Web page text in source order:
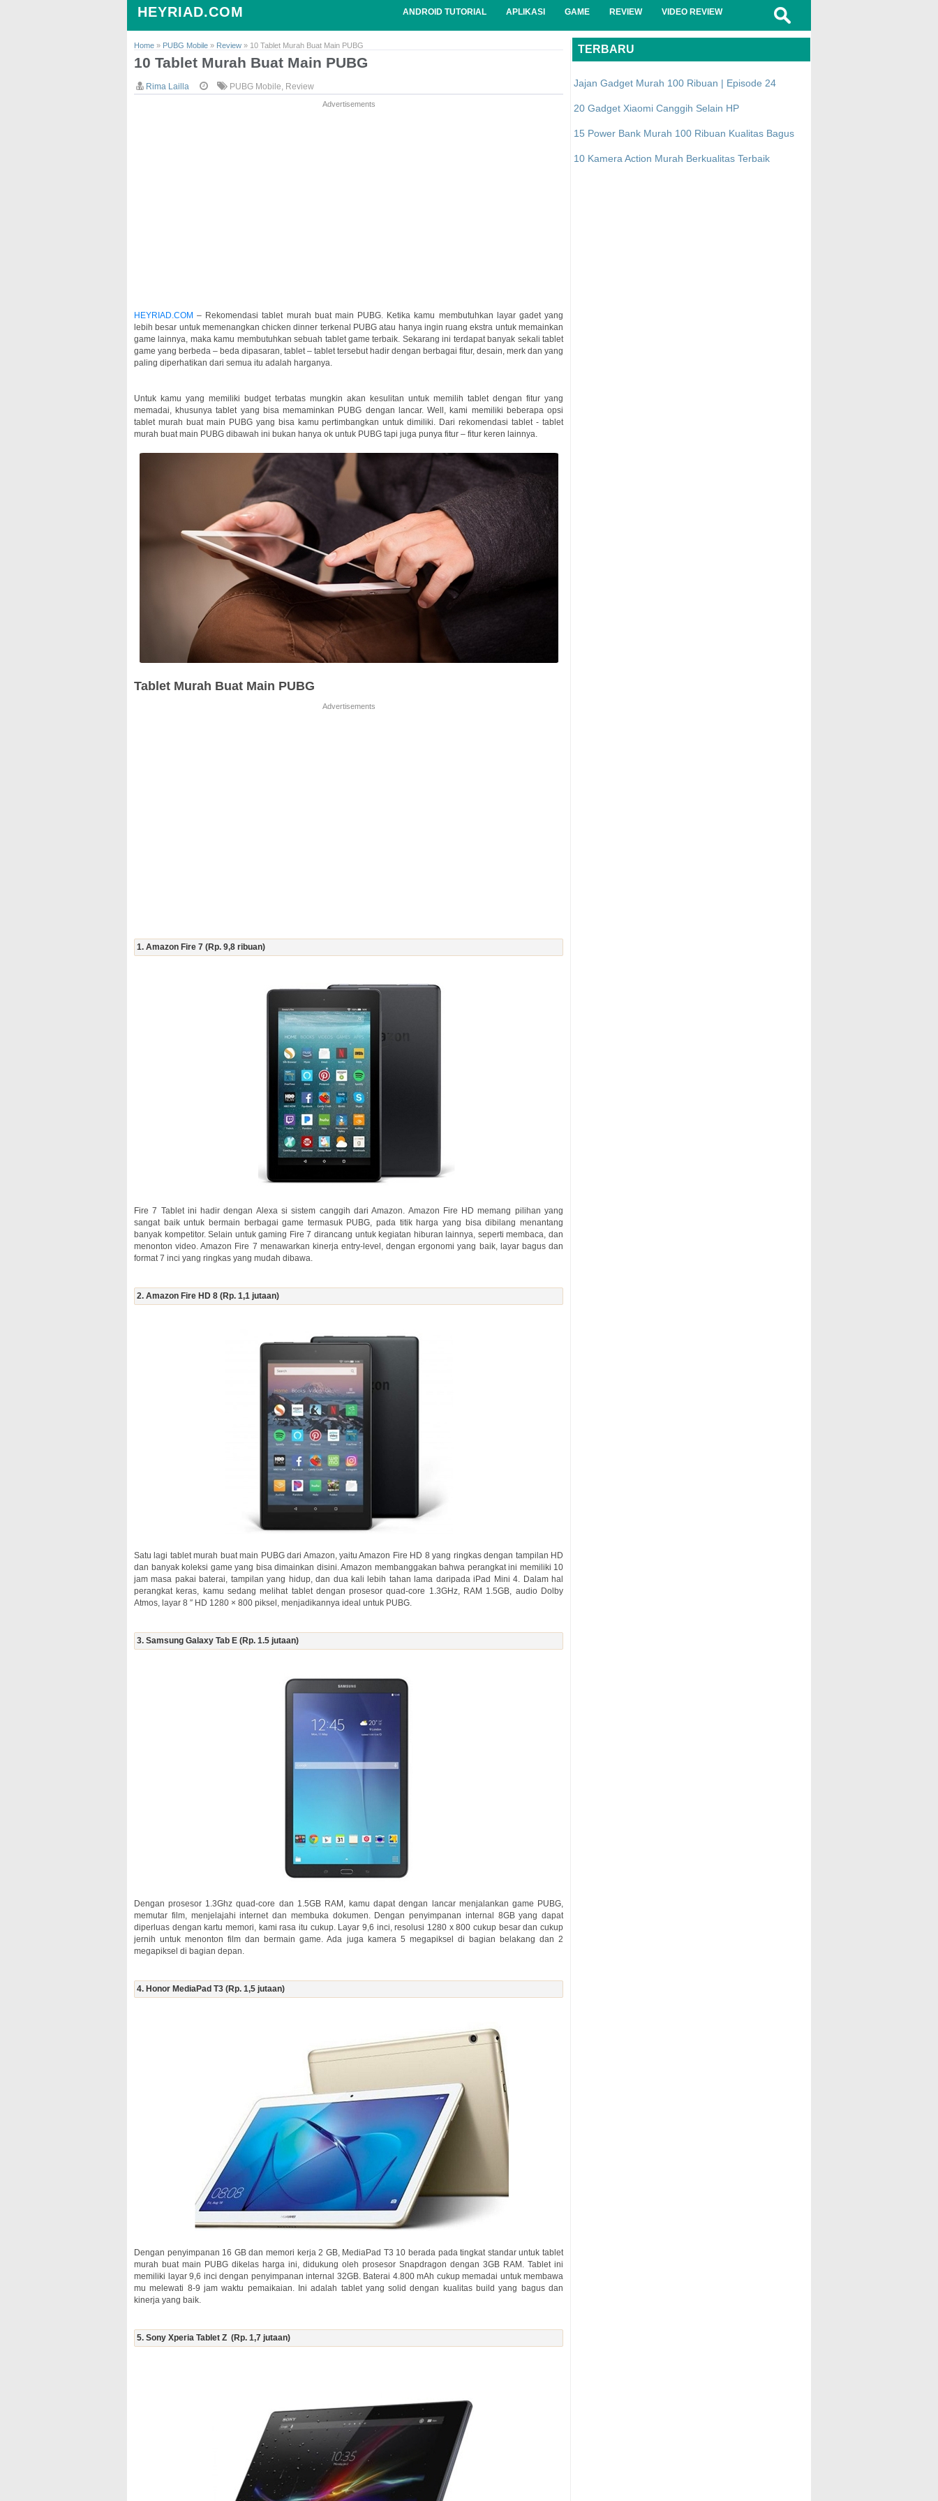
HEYRIAD.COM ANDROID TUTORIAL APLIKASI GAME REVIEW VIDEO REVIEW
Home » PUBG Mobile » Review » 10 Tablet Murah Buat Main PUBG
10 Tablet Murah Buat Main PUBG
Rima Lailla PUBG Mobile, Review
Advertisements
HEYRIAD.COM – Rekomendasi tablet murah buat main PUBG. Ketika kamu membutuhkan layar gadet yang
lebih besar untuk memenangkan chicken dinner terkenal PUBG atau hanya ingin ruang ekstra untuk memainkan
game lainnya, maka kamu membutuhkan sebuah tablet game terbaik. Sekarang ini terdapat banyak sekali tablet
game yang berbeda – beda dipasaran, tablet – tablet tersebut hadir dengan berbagai fitur, desain, merk dan yang
paling diperhatikan dari semua itu adalah harganya.
Untuk kamu yang memiliki budget terbatas mungkin akan kesulitan untuk memilih tablet dengan fitur yang
memadai, khusunya tablet yang bisa memaminkan PUBG dengan lancar. Well, kami memiliki beberapa opsi
tablet murah buat main PUBG yang bisa kamu pertimbangkan untuk dimiliki. Dari rekomendasi tablet - tablet
murah buat main PUBG dibawah ini bukan hanya ok untuk PUBG tapi juga punya fitur – fitur keren lainnya.
Tablet Murah Buat Main PUBG
Advertisements
1. Amazon Fire 7 (Rp. 9,8 ribuan)
Fire 7 Tablet ini hadir dengan Alexa si sistem canggih dari Amazon. Amazon Fire HD memang pilihan yang
sangat baik untuk bermain berbagai game termasuk PUBG, pada titik harga yang bisa dibilang menantang
banyak kompetitor. Selain untuk gaming Fire 7 dirancang untuk kegiatan hiburan lainnya, seperti membaca, dan
menonton video. Amazon Fire 7 menawarkan kinerja entry-level, dengan ergonomi yang baik, layar bagus dan
format 7 inci yang ringkas yang mudah dibawa.
2. Amazon Fire HD 8 (Rp. 1,1 jutaan)
Satu lagi tablet murah buat main PUBG dari Amazon, yaitu Amazon Fire HD 8 yang ringkas dengan tampilan HD
dan banyak koleksi game yang bisa dimainkan disini. Amazon membanggakan bahwa perangkat ini memiliki 10
jam masa pakai baterai, tampilan yang hidup, dan dua kali lebih tahan lama daripada iPad Mini 4. Dalam hal
perangkat keras, kamu sedang melihat tablet dengan prosesor quad-core 1.3GHz, RAM 1.5GB, audio Dolby
Atmos, layar 8 ″ HD 1280 × 800 piksel, menjadikannya ideal untuk PUBG.
3. Samsung Galaxy Tab E (Rp. 1.5 jutaan)
Dengan prosesor 1.3Ghz quad-core dan 1.5GB RAM, kamu dapat dengan lancar menjalankan game PUBG,
memutar film, menjelajahi internet dan membuka dokumen. Dengan penyimpanan internal 8GB yang dapat
diperluas dengan kartu memori, kami rasa itu cukup. Layar 9,6 inci, resolusi 1280 x 800 cukup besar dan cukup
jernih untuk menonton film dan bermain game. Ada juga kamera 5 megapiksel di bagian belakang dan 2
megapiksel di bagian depan.
4. Honor MediaPad T3 (Rp. 1,5 jutaan)
Dengan penyimpanan 16 GB dan memori kerja 2 GB, MediaPad T3 10 berada pada tingkat standar untuk tablet
murah buat main PUBG dikelas harga ini, didukung oleh prosesor Snapdragon dengan 3GB RAM. Tablet ini
memiliki layar 9,6 inci dengan penyimpanan internal 32GB. Baterai 4.800 mAh cukup memadai untuk membawa
mu melewati 8-9 jam waktu pemaikaian. Ini adalah tablet yang solid dengan kualitas build yang bagus dan
kinerja yang baik.
5. Sony Xperia Tablet Z (Rp. 1,7 jutaan)
TERBARU
Jajan Gadget Murah 100 Ribuan | Episode 24
20 Gadget Xiaomi Canggih Selain HP
15 Power Bank Murah 100 Ribuan Kualitas Bagus
10 Kamera Action Murah Berkualitas Terbaik